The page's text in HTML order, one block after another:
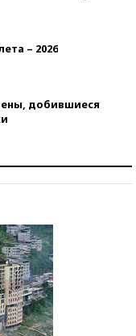
– 2026
добившиеся